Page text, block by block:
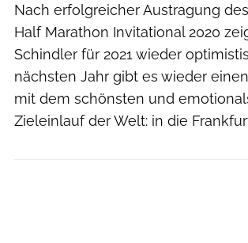
Nach erfolgreicher Austragung
Half Marathon Invitational 2020
Schindler für 2021 wieder
nächsten Jahr gibt es wieder
mit dem schönsten und
Zieleinlauf der Welt: in die